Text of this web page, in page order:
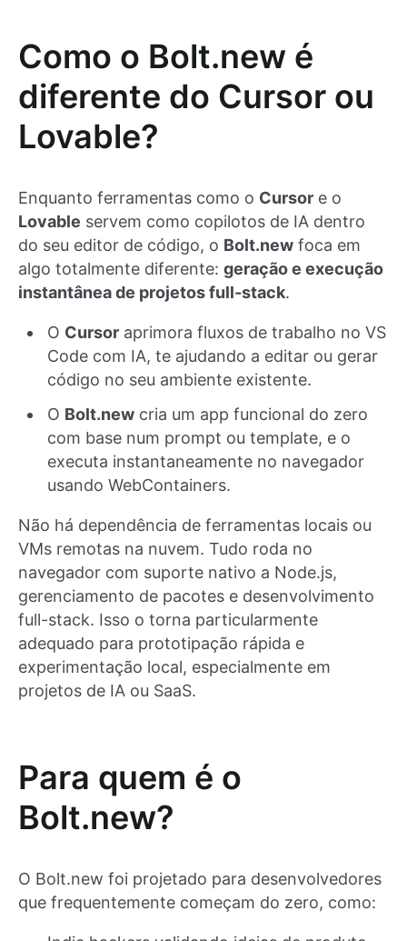
Como o Bolt.new é
diferente do Cursor ou
Lovable?
Enquanto ferramentas como o Cursor e o
Lovable servem como copilotos de IA dentro
do seu editor de código, o Bolt.new foca em
algo totalmente diferente: geração e execução
instantânea de projetos full-stack.
O Cursor aprimora fluxos de trabalho no VS
Code com IA, te ajudando a editar ou gerar
código no seu ambiente existente.
O Bolt.new cria um app funcional do zero
com base num prompt ou template, e o
executa instantaneamente no navegador
usando WebContainers.
Não há dependência de ferramentas locais ou
VMs remotas na nuvem. Tudo roda no
navegador com suporte nativo a Node.js,
gerenciamento de pacotes e desenvolvimento
full-stack. Isso o torna particularmente
adequado para prototipação rápida e
experimentação local, especialmente em
projetos de IA ou SaaS.
Para quem é o
Bolt.new?
O Bolt.new foi projetado para desenvolvedores
que frequentemente começam do zero, como: